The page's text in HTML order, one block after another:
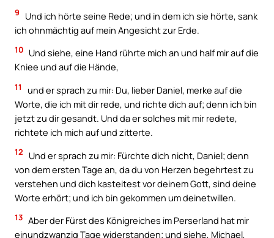
9
Und ich hörte seine Rede; und in dem ich sie hörte, sank
ich ohnmächtig auf mein Angesicht zur Erde.
10 Und siehe, eine Hand rührte mich an und half mir auf die
Kniee und auf die Hände,
11
und er sprach zu mir: Du, lieber Daniel, merke auf die
Worte, die ich mit dir rede, und richte dich auf; denn ich bin
jetzt zu dir gesandt. Und da er solches mit mir redete,
richtete ich mich auf und zitterte.
12
Und er sprach zu mir: Fürchte dich nicht, Daniel; denn
von dem ersten Tage an, da du von Herzen begehrtest zu
verstehen und dich kasteitest vor deinem Gott, sind deine
Worte erhört; und ich bin gekommen um deinetwillen.
13 Aber der Fürst des Königreiches im Perserland hat mir
einundzwanzig Tage widerstanden; und siehe, Michael,